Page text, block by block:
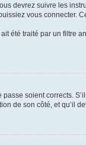
devrez suivre les
vous connecter.
été traité par un filtre
soient corrects.
de son côté, et qu’il